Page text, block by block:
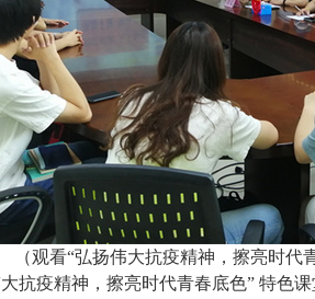
（观看“弘扬伟大抗疫精神，擦亮时代
抗疫精神，擦亮时代青春底色” 特色